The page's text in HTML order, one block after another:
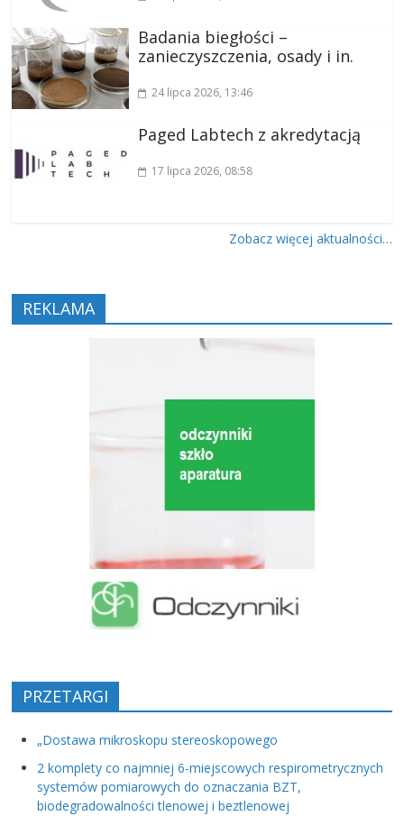
Badania biegłości –
zanieczyszczenia, osady i in.
24 lipca 2026, 13:46
Paged Labtech z akredytacją
17 lipca 2026, 08:58
Zobacz więcej aktualności…
REKLAMA
PRZETARGI
„Dostawa mikroskopu stereoskopowego
2 komplety co najmniej 6-miejscowych respirometrycznych
systemów pomiarowych do oznaczania BZT,
biodegradowalności tlenowej i beztlenowej